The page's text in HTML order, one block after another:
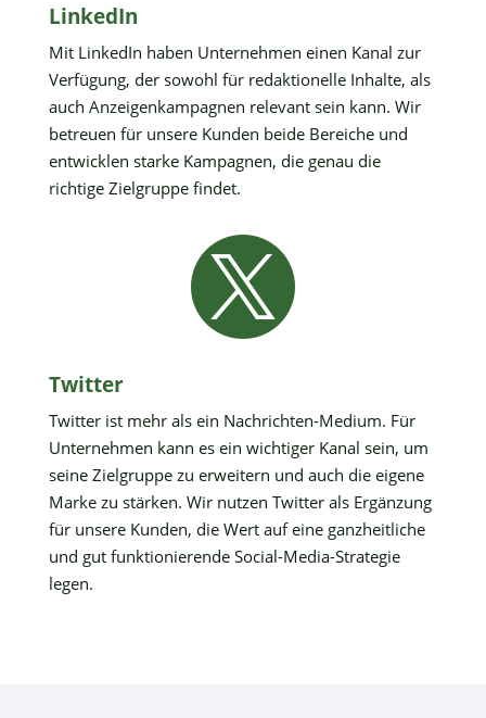
LinkedIn
Mit LinkedIn haben Unternehmen einen Kanal zur
Verfügung, der sowohl für redaktionelle Inhalte, als
auch Anzeigenkampagnen relevant sein kann. Wir
betreuen für unsere Kunden beide Bereiche und
entwicklen starke Kampagnen, die genau die
richtige Zielgruppe findet.

Twitter
Twitter ist mehr als ein Nachrichten-Medium. Für
Unternehmen kann es ein wichtiger Kanal sein, um
seine Zielgruppe zu erweitern und auch die eigene
Marke zu stärken. Wir nutzen Twitter als Ergänzung
für unsere Kunden, die Wert auf eine ganzheitliche
und gut funktionierende Social-Media-Strategie
legen.